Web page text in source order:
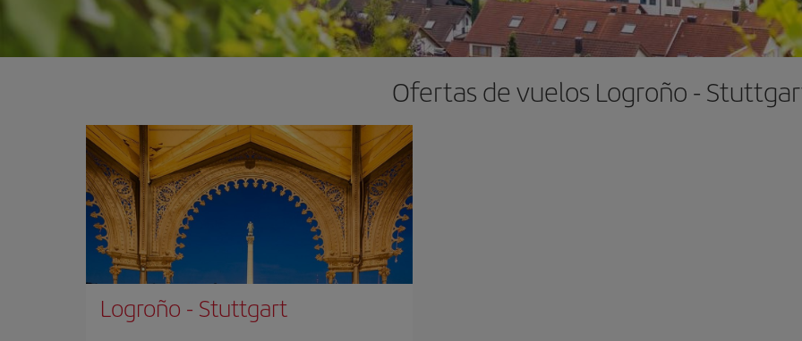
Ofertas de vuelos Logroño -
Logroño - Stuttgart